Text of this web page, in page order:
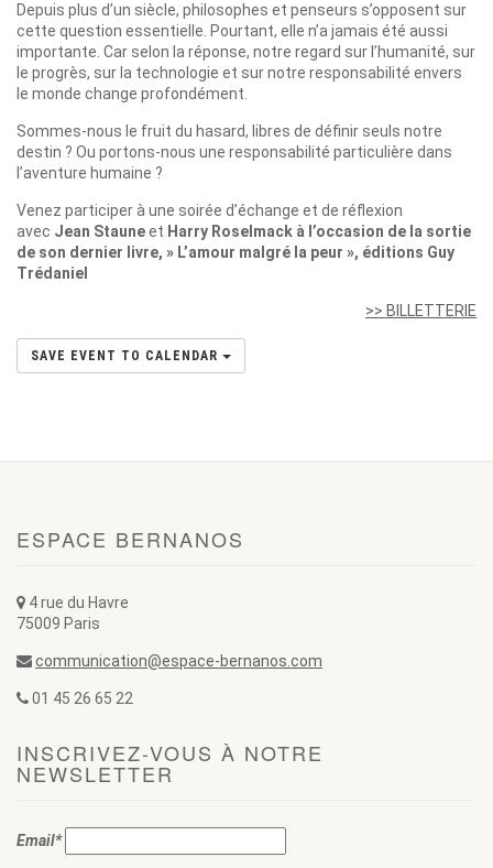
Depuis plus d’un siècle, philosophes et penseurs s’opposent sur
cette question essentielle. Pourtant, elle n’a jamais été aussi
importante. Car selon la réponse, notre regard sur l’humanité, sur
le progrès, sur la technologie et sur notre responsabilité envers
le monde change profondément.
Sommes-nous le fruit du hasard, libres de définir seuls notre
destin ? Ou portons-nous une responsabilité particulière dans
l’aventure humaine ?
Venez participer à une soirée d’échange et de réflexion
avec Jean Stauneet Harry Roselmack à l’occasion de la sortie
de son dernier livre, » L’amour malgré la peur », éditions Guy
Trédaniel
>> BILLETTERIE
SAVE EVENT TO CALENDAR
ESPACE BERNANOS
4 rue du Havre
75009 Paris
communication@espace-bernanos.com
01 45 26 65 22
INSCRIVEZ-VOUS À NOTRE
NEWSLETTER
Email*